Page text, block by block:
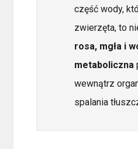
część wody,
zwierzęta, to
rosa, mgła i
metaboliczna
wewnątrz
spalania